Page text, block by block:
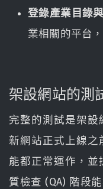
登錄產業目錄
業相關的平台
架設網站的測
完整的測試是架
新網站正式上線之
能都正常運作，
質檢查 (QA) 階段